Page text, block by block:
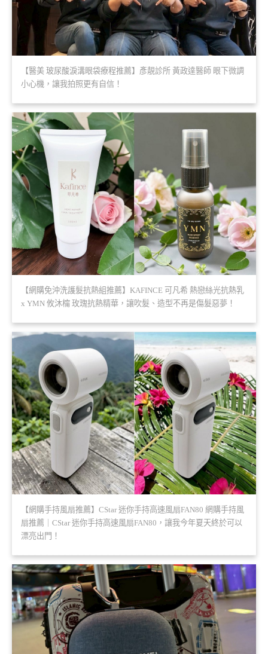
【醫美 玻尿酸淚溝眼袋療程推薦】彥靚診所 黃政達醫師 眼下微調
小心機，讓我拍照更有自信！
【網購免沖洗護髮抗熱組推薦】KAFINCE 可凡希 熱戀絲光抗熱乳
x YMN 攸沐橣 玫瑰抗熱精華，讓吹髮、造型不再是傷髮惡夢！
【網購手持風扇推薦】CStar 迷你手持高速風扇FAN80 網購手持風
扇推薦｜CStar 迷你手持高速風扇FAN80，讓我今年夏天終於可以
漂亮出門！